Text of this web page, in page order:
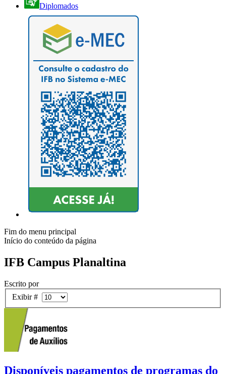
Diplomados
Fim do menu principal
Início do conteúdo da página
IFB Campus Planaltina
Escrito por
Exibir #
Disponíveis pagamentos de programas do